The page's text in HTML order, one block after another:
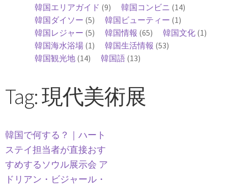
韓国エリアガイド (9) 韓国コンビニ (14)
韓国ダイソー (5) 韓国ビューティー (1)
韓国レジャー (5) 韓国情報 (65) 韓国文化 (1)
韓国海水浴場 (1) 韓国生活情報 (53)
韓国観光地 (14) 韓国語 (13)
Tag: 現代美術展
韓国で何する？｜ハート
ステイ担当者が直接おす
すめするソウル展示会 ア
ドリアン・ビジャール・